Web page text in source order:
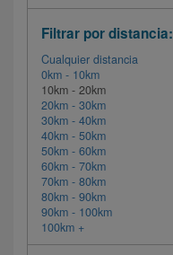
Filtrar por distancia:
Cualquier distancia
0km - 10km
10km - 20km
20km - 30km
30km - 40km
40km - 50km
50km - 60km
60km - 70km
70km - 80km
80km - 90km
90km - 100km
100km +